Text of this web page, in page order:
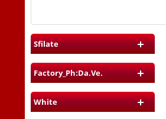
Sfilate
Factory_Ph:Da.Ve.
White